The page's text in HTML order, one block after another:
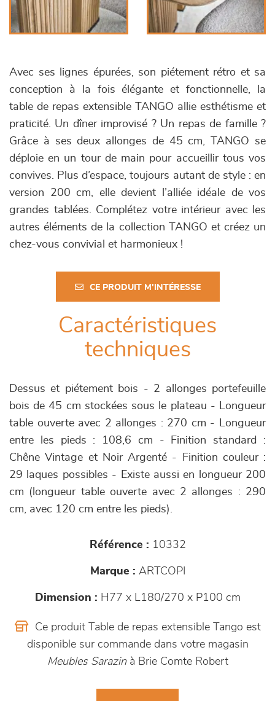
Avec ses lignes épurées, son piétement rétro et sa
conception à la fois élégante et fonctionnelle, la
table de repas extensible TANGO allie esthétisme et
praticité. Un dîner improvisé ? Un repas de famille ?
Grâce à ses deux allonges de 45 cm, TANGO se
déploie en un tour de main pour accueillir tous vos
convives. Plus d’espace, toujours autant de style : en
version 200 cm, elle devient l’alliée idéale de vos
grandes tablées. Complétez votre intérieur avec les
autres éléments de la collection TANGO et créez un
chez-vous convivial et harmonieux !
CE PRODUIT M'INTÉRESSE
Caractéristiques
techniques
Dessus et piétement bois - 2 allonges portefeuille
bois de 45 cm stockées sous le plateau - Longueur
table ouverte avec 2 allonges : 270 cm - Longueur
entre les pieds : 108,6 cm - Finition standard :
Chêne Vintage et Noir Argenté - Finition couleur :
29 laques possibles - Existe aussi en longueur 200
cm (longueur table ouverte avec 2 allonges : 290
cm, avec 120 cm entre les pieds).
Référence : 10332
Marque : ARTCOPI
Dimension : H77 x L180/270 x P100 cm
Ce produit Table de repas extensible Tango est
disponible sur commande dans votre magasin
Meubles Sarazinà Brie Comte Robert